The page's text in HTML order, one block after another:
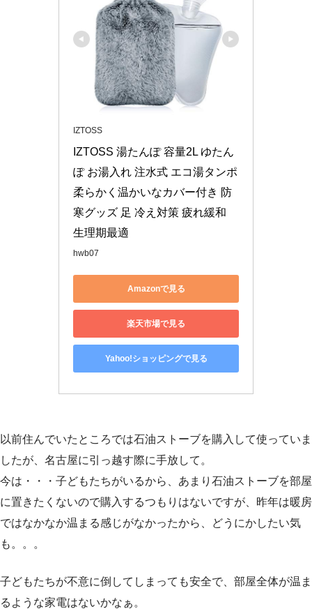
IZTOSS
IZTOSS 湯たんぽ 容量2L ゆたん
ぽ お湯入れ 注水式 エコ湯タンポ
柔らかく温かいなカバー付き 防
寒グッズ 足 冷え対策 疲れ緩和
生理期最適
hwb07
Amazonで見る
楽天市場で見る
Yahoo!ショッピングで見る
以前住んでいたところでは石油ストーブを購入して使っていま
したが、名古屋に引っ越す際に手放して。
今は・・・子どもたちがいるから、あまり石油ストーブを部屋
に置きたくないので購入するつもりはないですが、昨年は暖房
ではなかなか温まる感じがなかったから、どうにかしたい気
も。。。
子どもたちが不意に倒してしまっても安全で、部屋全体が温ま
るような家電はないかなぁ。